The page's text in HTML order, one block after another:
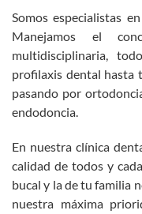
Somos especialistas
Manejamos el
multidisciplinaria,
profilaxis dental hasta
pasando por
endodoncia.
En nuestra clínica
calidad de todos y
bucal y la de tu familia
nuestra máxima